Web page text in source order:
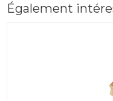
Également